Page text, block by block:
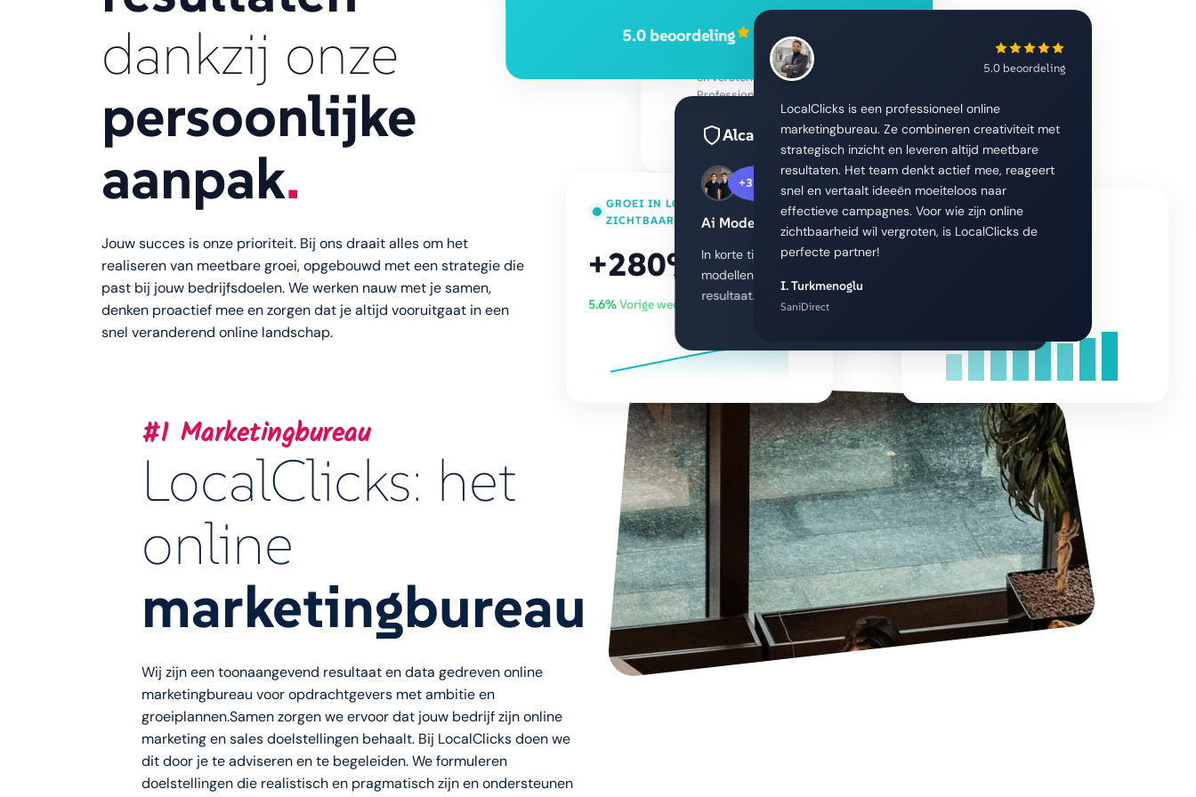
dankzij onze
persoonlijke
aanpak.
Jouw succes is onze prioriteit. Bij ons draait alles om het
realiseren van meetbare groei, opgebouwd met een strategie die
past bij jouw bedrijfsdoelen. We werken nauw met je samen,
denken proactief mee en zorgen dat je altijd vooruitgaat in een
snel veranderend online landschap.
5.0 beoordelingMo jo Restaurants
LocalClicks denkt mee, levert snel resultaat
en versterkt onze online zichtbaarheid.
Professioneel en betrouwbaar...een aanrader!
Eigenaar Mo jo Restaurants
GROEI IN LOKALE
ZICHTBAARHEID
+280%
GEO AI MODELLEN
4.9
109
5 ★
4 ★
2 ★
Alcanside
+370%
Ai Modellen
In korte tijd zijn we goed zichtbaar geworden in AI-
modellen zoals ChatGPT en Gemini, met direct
resultaat.
5.0 beoordeling
LocalClicks is een professioneel online
marketingbureau. Ze combineren creativiteit met
strategisch inzicht en leveren altijd meetbare
resultaten. Het team denkt actief mee, reageert
snel en vertaalt ideeën moeiteloos naar
effectieve campagnes. Voor wie zijn online
zichtbaarheid wil vergroten, is LocalClicks de
perfecte partner!
I. Turkmenoglu
#1 Marketingbureau
LocalClicks: het
online
marketingbureau
Wij zijn een toonaangevend resultaat en data gedreven online
marketingbureau voor opdrachtgevers met ambitie en
groeiplannen.Samen zorgen we ervoor dat jouw bedrijf zijn online
marketing en sales doelstellingen behaalt. Bij LocalClicks doen we
dit door je te adviseren en te begeleiden. We formuleren
doelstellingen die realistisch en pragmatisch zijn en ondersteunen